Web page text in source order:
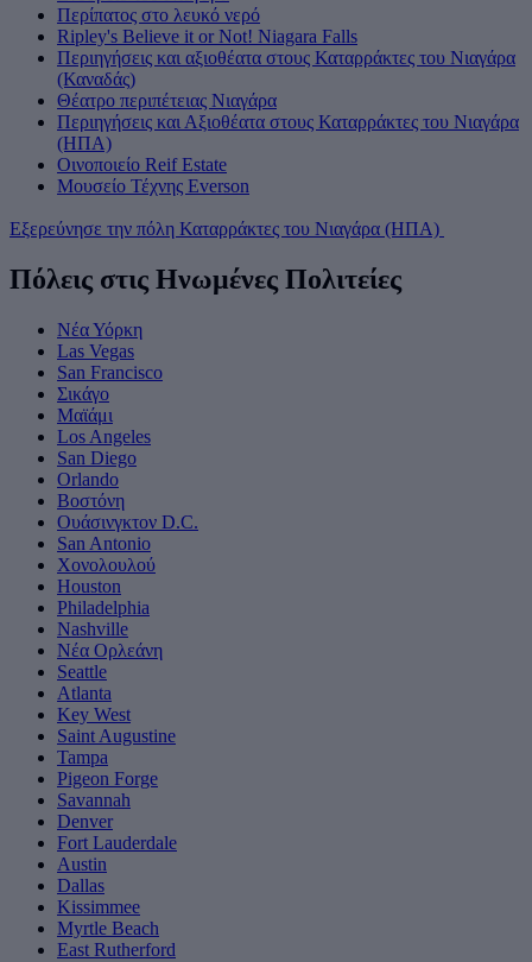
Περίπατος στο λευκό νερό
Ripley's Believe it or Not! Niagara Falls
Περιηγήσεις και αξιοθέατα στους Καταρράκτες του Νιαγάρα
(Καναδάς)
Θέατρο περιπέτειας Νιαγάρα
Περιηγήσεις και Αξιοθέατα στους Καταρράκτες του Νιαγάρα
(ΗΠΑ)
Οινοποιείο Reif Estate
Μουσείο Τέχνης Everson
Εξερεύνησε την πόλη Καταρράκτες του Νιαγάρα (ΗΠΑ)
Πόλεις στις Ηνωμένες Πολιτείες
Νέα Υόρκη
Las Vegas
San Francisco
Σικάγο
Μαϊάμι
Los Angeles
San Diego
Orlando
Βοστόνη
Ουάσινγκτον D.C.
San Antonio
Χονολουλού
Houston
Philadelphia
Nashville
Νέα Ορλεάνη
Seattle
Atlanta
Key West
Saint Augustine
Tampa
Pigeon Forge
Savannah
Denver
Fort Lauderdale
Austin
Dallas
Kissimmee
Myrtle Beach
East Rutherford